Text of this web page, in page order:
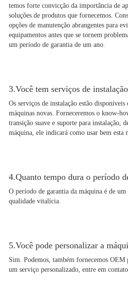
temos forte convicção da importância de
soluções de produtos que fornecemos.
opções de manutenção abrangentes para
equipamentos antes que se tornem
um período de garantia de um ano.
3.Você tem serviços de
Os serviços de instalação estão disponíveis
máquinas novas. Forneceremos o know-
transição suave e suporte para instalação,
máquina, ele indicará como usar bem esta
4.Quanto tempo dura o período
O período de garantia da máquina é de
qualidade vitalícia.
5.Você pode personalizar a
Sim. Podemos, também fornecemos OEM
um serviço personalizado, entre em